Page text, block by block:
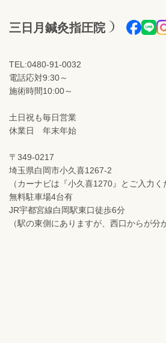
三日月鍼灸指圧院
TEL:0480-91-0032
電話応対9:30～
施術時間10:00～
土日祝も毎日営業
休業日 年末年始
〒349-0217
埼玉県白岡市小久喜1267-2
（カーナビは『小久喜1270』とご入力く
無料駐車場4台有
JR宇都宮線白岡駅東口徒歩6分
（駅の東側にありますが、西口からが分